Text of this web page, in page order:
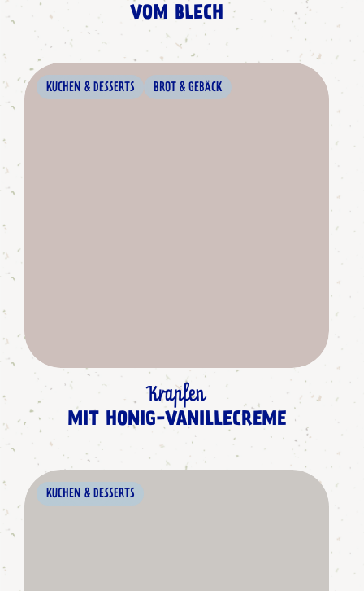
VOM BLECH
KUCHEN & DESSERTS BROT & GEBÄCK
Krapfen
MIT HONIG-VANILLECREME
KUCHEN & DESSERTS